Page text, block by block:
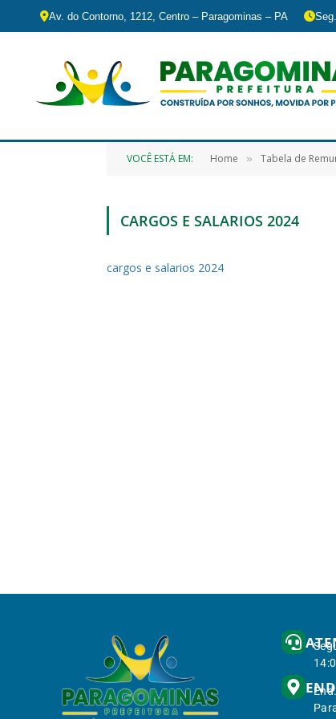
Av. do Contorno, 1212, Centro – Paragominas – PA
VOCÊ ESTÁ EM: Home » Tabela de
CARGOS E SALARIOS 2024
cargos e salarios 2024